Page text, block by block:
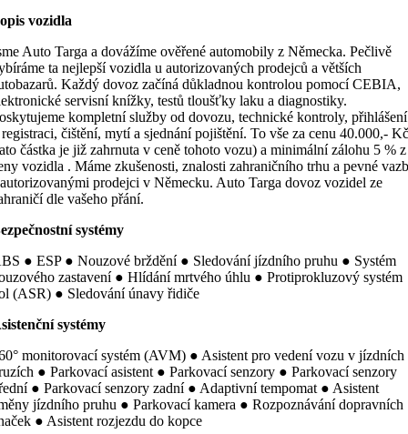
vozidla
Auto Targa a dovážíme ověřené automobily z Německa. Pečlivě
ta nejlepší vozidla u autorizovaných prodejců a větších
Každý dovoz začíná důkladnou kontrolou pomocí CEBIA,
servisní knížky, testů tloušťky laku a diagnostiky.
kompletní služby od dovozu, technické kontroly, přihlášení
čištění, mytí a sjednání pojištění. To vše za cenu 40.000,-
částka je již zahrnuta v ceně tohoto vozu) a minimální zálohu 5 % z
vozidla . Máme zkušenosti, znalosti zahraničního trhu a pevné
prodejci v Německu. Auto Targa dovoz vozidel ze
dle vašeho přání.
systémy
● ESP ● Nouzové brždění ● Sledování jízdního pruhu ● Systém
zastavení ● Hlídání mrtvého úhlu ● Protiprokluzový systém
(ASR) ● Sledování únavy řidiče
systémy
monitorovací systém (AVM) ● Asistent pro vedení vozu v jízdních
● Parkovací asistent ● Parkovací senzory ● Parkovací senzory
● Parkovací senzory zadní ● Adaptivní tempomat ● Asistent
jízdního pruhu ● Parkovací kamera ● Rozpoznávání dopravních
● Asistent rozjezdu do kopce